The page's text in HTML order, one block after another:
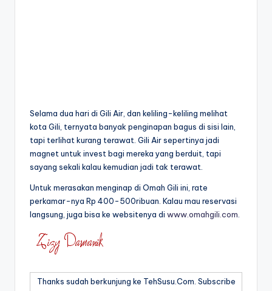
Selama dua hari di Gili Air, dan keliling-keliling melihat
kota Gili, ternyata banyak penginapan bagus di sisi lain,
tapi terlihat kurang terawat. Gili Air sepertinya jadi
magnet untuk invest bagi mereka yang berduit, tapi
sayang sekali kalau kemudian jadi tak terawat.
Untuk merasakan menginap di Omah Gili ini, rate
perkamar-nya Rp 400-500ribuan. Kalau mau reservasi
langsung, juga bisa ke websitenya di www.omahgili.com
Thanks sudah berkunjung ke TehSusu.Com. Subscribe